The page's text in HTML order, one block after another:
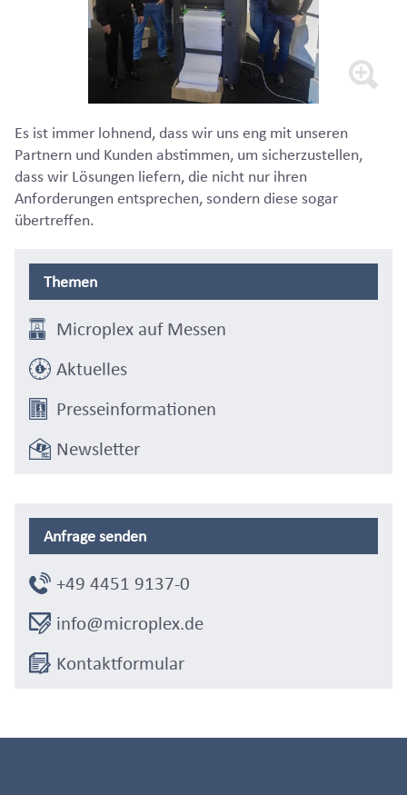
Es ist immer lohnend, dass wir uns eng mit unseren
Partnern und Kunden abstimmen, um sicherzustellen,
dass wir Lösungen liefern, die nicht nur ihren
Anforderungen entsprechen, sondern diese sogar
übertreffen.
Themen
Microplex auf Messen
Aktuelles
Presseinformationen
Newsletter
Anfrage senden
+49 4451 9137-0
info@microplex.de
Kontaktformular